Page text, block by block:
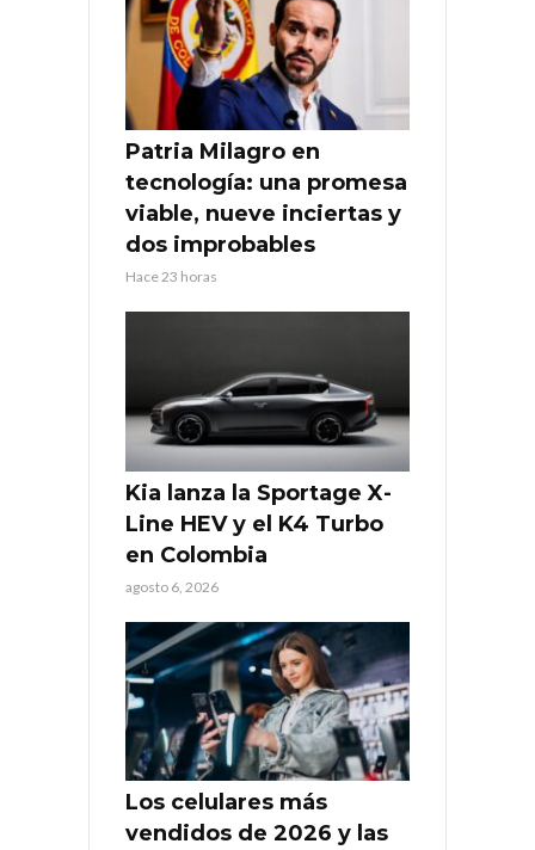
Patria Milagro en
tecnología: una promesa
viable, nueve inciertas y
dos improbables
Hace 23 horas
Kia lanza la Sportage X-
Line HEV y el K4 Turbo
en Colombia
agosto 6, 2026
Los celulares más
vendidos de 2026 y las